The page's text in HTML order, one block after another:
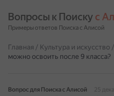
Вопросы к Поиску с
Примеры ответов Поиска с Алисой
Главная / Культура и искусство /
можно освоить после 9 класса?
Вопрос для Поиска с Алисой
25